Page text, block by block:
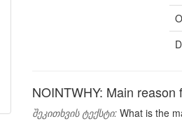
NOINTWHY: Main
შეკითხვის ტექსტი: What is the